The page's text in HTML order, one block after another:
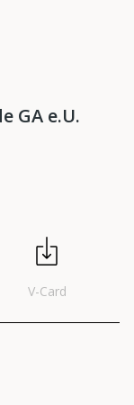
GA e.U.
V-Card